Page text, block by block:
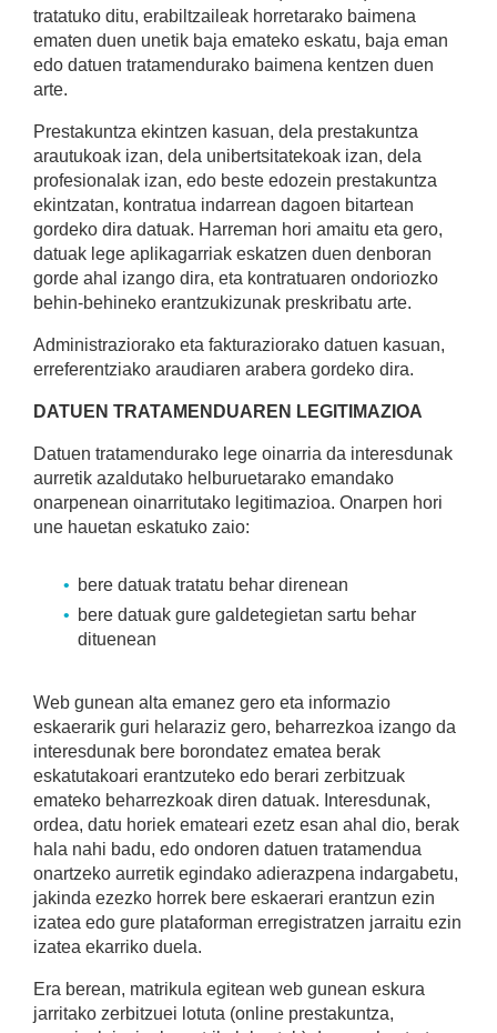
tratatuko ditu, erabiltzaileak horretarako baimena
ematen duen unetik baja emateko eskatu, baja eman
edo datuen tratamendurako baimena kentzen duen
arte.
Prestakuntza ekintzen kasuan, dela prestakuntza
arautukoak izan, dela unibertsitatekoak izan, dela
profesionalak izan, edo beste edozein prestakuntza
ekintzatan, kontratua indarrean dagoen bitartean
gordeko dira datuak. Harreman hori amaitu eta gero,
datuak lege aplikagarriak eskatzen duen denboran
gorde ahal izango dira, eta kontratuaren ondoriozko
behin-behineko erantzukizunak preskribatu arte.
Administraziorako eta fakturaziorako datuen kasuan,
erreferentziako araudiaren arabera gordeko dira.
DATUEN TRATAMENDUAREN LEGITIMAZIOA
Datuen tratamendurako lege oinarria da interesdunak
aurretik azaldutako helburuetarako emandako
onarpenean oinarritutako legitimazioa. Onarpen hori
une hauetan eskatuko zaio:
bere datuak tratatu behar direnean
bere datuak gure galdetegietan sartu behar
dituenean
Web gunean alta emanez gero eta informazio
eskaerarik guri helaraziz gero, beharrezkoa izango da
interesdunak bere borondatez ematea berak
eskatutakoari erantzuteko edo berari zerbitzuak
emateko beharrezkoak diren datuak. Interesdunak,
ordea, datu horiek emateari ezetz esan ahal dio, berak
hala nahi badu, edo ondoren datuen tratamendua
onartzeko aurretik egindako adierazpena indargabetu,
jakinda ezezko horrek bere eskaerari erantzun ezin
izatea edo gure plataforman erregistratzen jarraitu ezin
izatea ekarriko duela.
Era berean, matrikula egitean web gunean eskura
jarritako zerbitzuei lotuta (online prestakuntza,